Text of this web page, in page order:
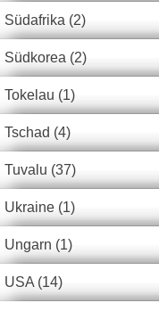
Südafrika (2)
Südkorea (2)
Tokelau (1)
Tschad (4)
Tuvalu (37)
Ukraine (1)
Ungarn (1)
USA (14)